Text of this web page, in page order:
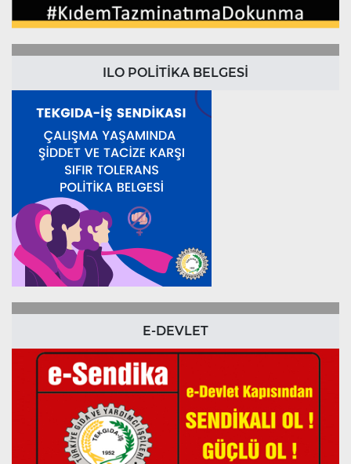
ILO POLİTİKA BELGESİ
E-DEVLET